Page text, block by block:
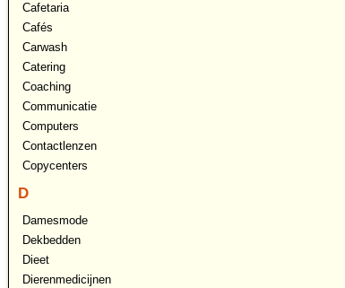
Cafetaria
Cafés
Carwash
Catering
Coaching
Communicatie
Computers
Contactlenzen
Copycenters
D
Damesmode
Dekbedden
Dieet
Dierenmedicijnen